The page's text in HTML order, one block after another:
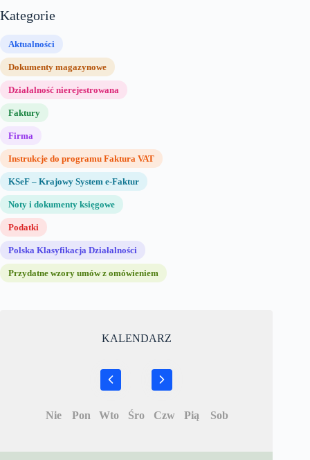
Kategorie
Aktualności
Dokumenty magazynowe
Działalność nierejestrowana
Faktury
Firma
Instrukcje do programu Faktura VAT
KSeF – Krajowy System e-Faktur
Noty i dokumenty księgowe
Podatki
Polska Klasyfikacja Działalności
Przydatne wzory umów z omówieniem
KALENDARZ
Nie Pon Wto Śro Czw Pią Sob